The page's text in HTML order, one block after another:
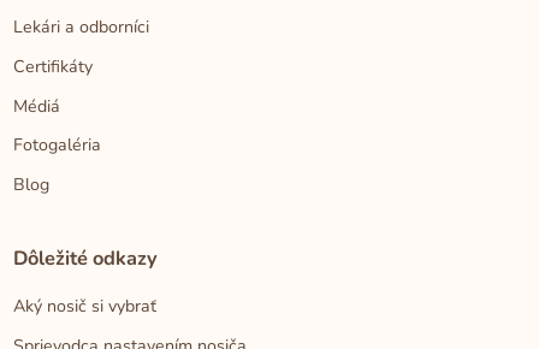
Lekári a odborníci
Certifikáty
Médiá
Fotogaléria
Blog
Dôležité odkazy
Aký nosič si vybrať